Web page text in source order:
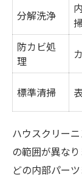
分解洗浄
掃
防カビ処
理
標準清掃
ハウスクリー
の範囲が異な
どの内部パー